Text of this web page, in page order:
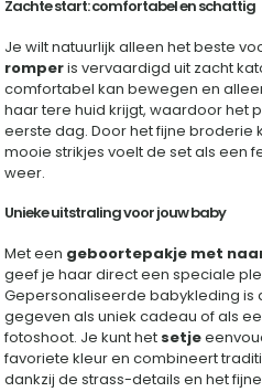
Zachte start: comfortabel en schattig
Je wilt natuurlijk alleen het beste
romperis vervaardigd uit zacht
comfortabel kan bewegen en
haar tere huid krijgt, waardoor het
eerste dag. Door het fijne broderie
mooie strikjes voelt de set als een
weer.
Unieke uitstraling voor jouw baby
Met een geboortepakje met
geef je haar direct een speciale
Gepersonaliseerde babykleding is
gegeven als uniek cadeau of als
fotoshoot. Je kunt het setje
favoriete kleur en combineert
dankzij de strass-details en het